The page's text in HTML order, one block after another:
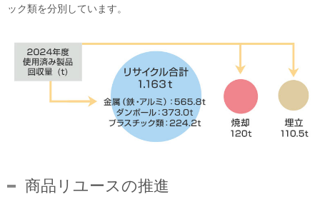
ック類を分別しています。
商品リユースの推進